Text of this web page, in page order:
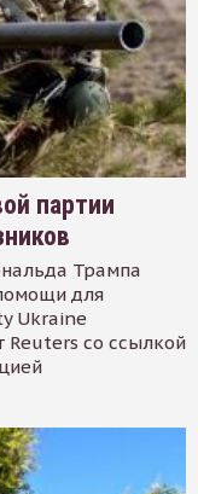
партии
Трампа
для
Ukraine
Reuters со ссылкой